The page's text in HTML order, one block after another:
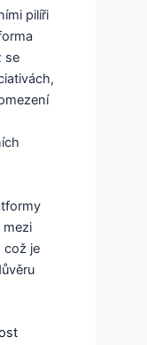
pilíři
se
mezi
což je